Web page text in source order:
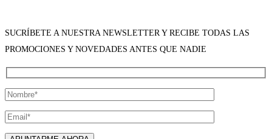
SUCRÍBETE A NUESTRA NEWSLETTER Y RECIBE TODAS LAS
PROMOCIONES Y NOVEDADES ANTES QUE NADIE